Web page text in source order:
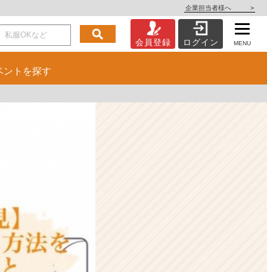
企業担当者様へ >
会員登録 ログイン MENU
ント を探す